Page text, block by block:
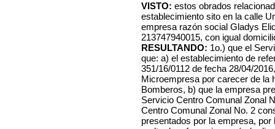
VISTO: estos obrados
establecimiento sito en la calle
empresa razón social Gladys
213747940015, con igual
RESULTANDO: 1o.) que el
que: a) el establecimiento de
351/16/0112 de fecha 28/04/
Microempresa por carecer de la
Bomberos, b) que la empresa
Servicio Centro Comunal Zonal
Centro Comunal Zonal No. 2
presentados por la empresa,